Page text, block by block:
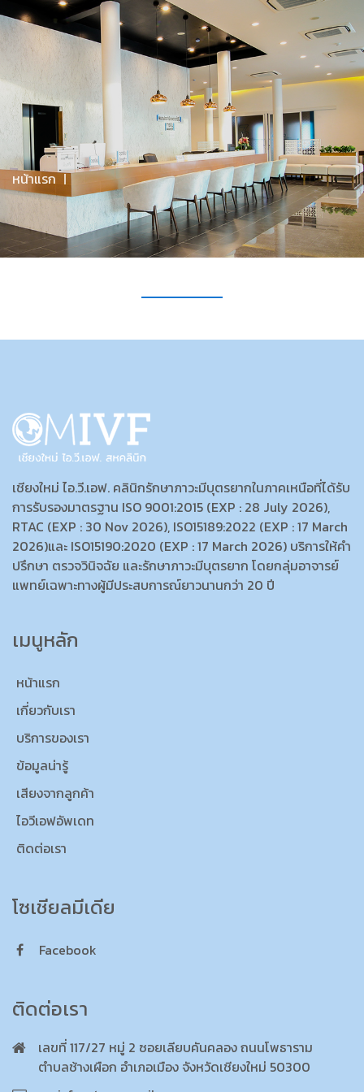
จันทร์-ศุกร์ 09.00 - 20.00 / เสาร์ 9.00-17.00 / อาทิตย์ 09.00-
16.00
มีคำถามไหม? โทรหาเราที่094-608-0022
Menu
หน้าแรก
เชียงใหม่ ไอ.วี.เอฟ. คลินิกรักษาภาวะมีบุตรยากในภาคเหนือที่ได้รับ
การรับรองมาตรฐาน ISO 9001:2015 (EXP : 28 July 2026),
RTAC (EXP : 30 Nov 2026), ISO15189:2022 (EXP : 17 March
2026)และ ISO15190:2020 (EXP : 17 March 2026) บริการให้คำ
ปรึกษา ตรวจวินิจฉัย และรักษาภาวะมีบุตรยาก โดยกลุ่มอาจารย์
แพทย์เฉพาะทางผู้มีประสบการณ์ยาวนานกว่า 20 ปี
เมนูหลัก
หน้าแรก
เกี่ยวกับเรา
บริการของเรา
ข้อมูลน่ารู้
เสียงจากลูกค้า
ไอวีเอฟอัพเดท
ติดต่อเรา
โซเชียลมีเดีย
Facebook
ติดต่อเรา
เลขที่ 117/27 หมู่ 2 ซอยเลียบคันคลอง ถนนโพธาราม
ตำบลช้างเผือก อำเภอเมือง จังหวัดเชียงใหม่ 50300